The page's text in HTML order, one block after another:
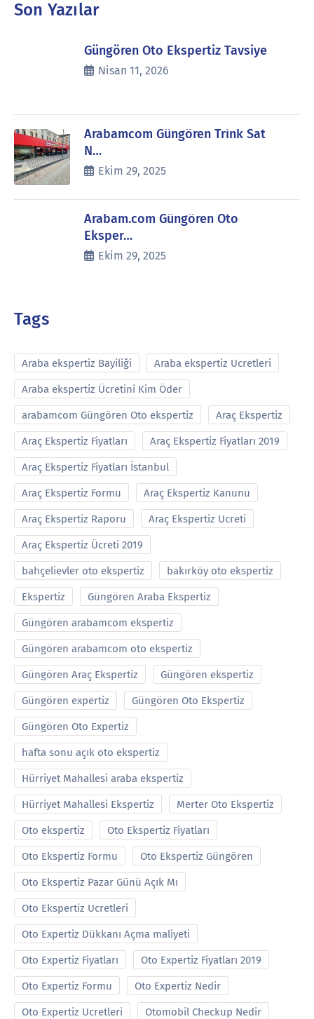
Son Yazılar
Güngören Oto Ekspertiz Tavsiye
Nisan 11, 2026
Arabamcom Güngören Trink Sat
N…
Ekim 29, 2025
Arabam.com Güngören Oto
Eksper…
Ekim 29, 2025
Tags
Araba ekspertiz Bayiliği Araba ekspertiz Ucretleri
Araba ekspertiz Ücretini Kim Öder
arabamcom Güngören Oto ekspertiz Araç Ekspertiz
Araç Ekspertiz Fiyatları Araç Ekspertiz Fiyatları 2019
Araç Ekspertiz Fiyatları İstanbul
Araç Ekspertiz Formu Araç Ekspertiz Kanunu
Araç Ekspertiz Raporu Araç Ekspertiz Ucreti
Araç Ekspertiz Ücreti 2019
bahçelievler oto ekspertiz bakırköy oto ekspertiz
Ekspertiz Güngören Araba Ekspertiz
Güngören arabamcom ekspertiz
Güngören arabamcom oto ekspertiz
Güngören Araç Ekspertiz Güngören ekspertiz
Güngören expertiz Güngören Oto Ekspertiz
Güngören Oto Expertiz
hafta sonu açık oto ekspertiz
Hürriyet Mahallesi araba ekspertiz
Hürriyet Mahallesi Ekspertiz Merter Oto Ekspertiz
Oto ekspertiz Oto Ekspertiz Fiyatları
Oto Ekspertiz Formu Oto Ekspertiz Güngören
Oto Ekspertiz Pazar Günü Açık Mı
Oto Ekspertiz Ucretleri
Oto Expertiz Dükkanı Açma maliyeti
Oto Expertiz Fiyatları Oto Expertiz Fiyatları 2019
Oto Expertiz Formu Oto Expertiz Nedir
Oto Expertiz Ucretleri Otomobil Checkup Nedir